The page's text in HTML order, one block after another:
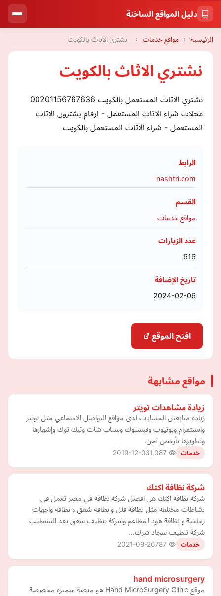
دليل المواقع الساخنة
الرئيسية › مواقع خدمات › نشتري الاثاث بالكويت
نشتري الاثاث بالكويت
نشتري الاثاث المستعمل بالكويت 00201156767636
محلات شراء الاثاث المستعمل - ارقام يشترون الاثاث
المستعمل - شراء الاثاث المستعمل بالكويت
الرابط
nashtri.com
القسم
مواقع خدمات
عدد الزيارات
616
تاريخ الإضافة
2024-02-06
افتح الموقع
مواقع مشابهة
زيادة مشاهدات تويتر
زيادة متابعين الحسابات لدى مواقع التواصل الاجتماعي مثل تويتر
وانستقرام ويوتيوب وفيسبوك وسناب شات وتيك توك وإشهارها
وتطويرها بأرخص ثمن.
خدمات 2019-12-03
شركة نظافة اكتك
شركة نظافة اكتك هي افضل شركة نظافة في مصر تعمل في
نشاطات مختلفة مثل نظافة فلل و نظافة شقق و نظافة واجهات
زجاجية و نظافة هود المطاعم وشركة تنظيف شقق بعد التشطيب
شركة تنظيف سجاد شرك…
خدمات 2021-09-26
hand microsurgery
موقع Hand MicroSurgery Clinic هو منصة متميزة مخصصة